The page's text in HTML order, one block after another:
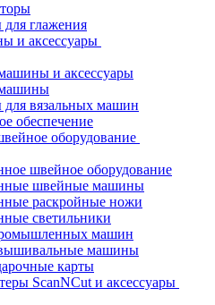
для глажения
и аксессуары
и аксессуары
для вязальных машин
обеспечение
оборудование
швейное оборудование
швейные машины
раскройные ножи
светильники
машин
машины
карты
ScanNCut и аксессуары